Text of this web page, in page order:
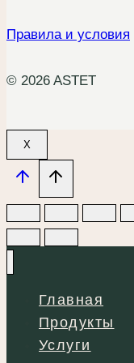
Правила и условия
© 2026 ASTET
X
Главная
Продукты
Услуги